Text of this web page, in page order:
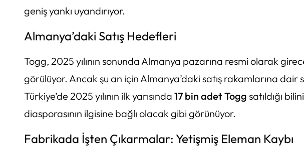
geniş yankı uyandırıyor.
Almanya’daki Satış Hedefleri
Togg, 2025 yılının sonunda Almanya pazarına resmi olarak
görülüyor. Ancak şu an için Almanya’daki satış rakamlarına
Türkiye’de 2025 yılının ilk yarısında 17 bin adet Togg satıldığı
diasporasının ilgisine bağlı olacak gibi görünüyor.
Fabrikada İşten Çıkarmalar: Yetişmiş Eleman Kaybı